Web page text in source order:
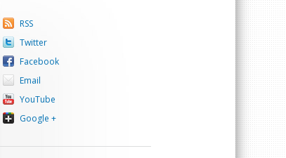
RSS
Twitter
Facebook
Email
YouTube
Google +